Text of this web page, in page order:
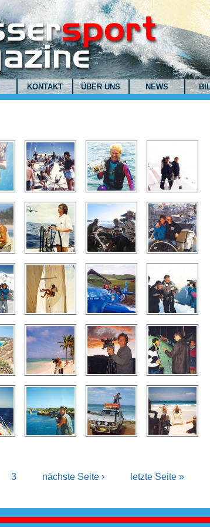
KONTAKT ÜBER UNS NEWS
3 nächste Seite › letzte Seite »